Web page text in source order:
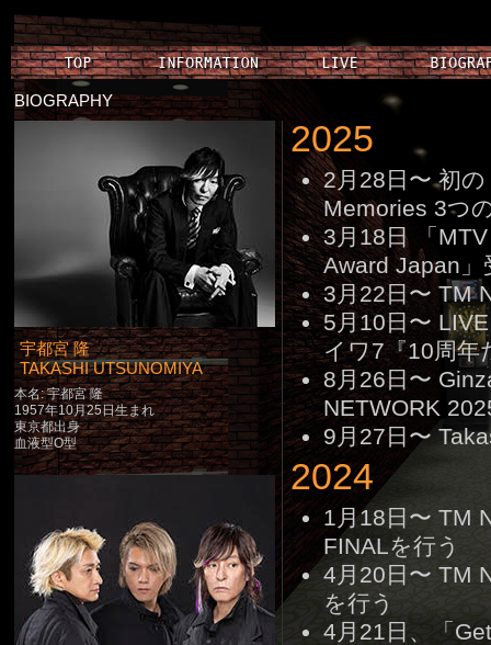
BIOGRAPHY
宇都宮 隆
TAKASHI UTSUNOMIYA
本名: 宇都宮 隆
1957年10月25日生まれ
東京都出身
血液型O型
2025
2月28日〜 初
Memories 3つ
3月18日 「
Award Japan」
3月22日〜 TM
5月10日〜
イワ7『10周年
8月26日〜
NETWORK
9月27日〜
2024
1月18日〜 TM
FINALを行う
4月20日〜 TM
を行う
4月21日、「